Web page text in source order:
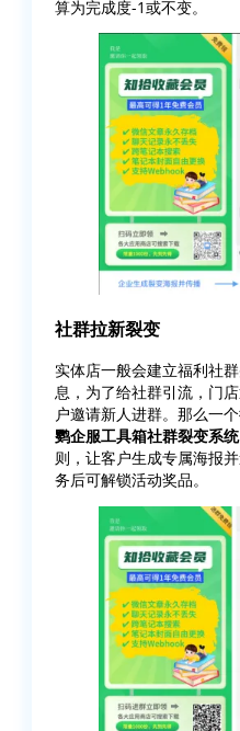
算为完成度-1或不变。
社群拉新裂变
实体店一般会建立福利社
息，为了给社群引流，门
户邀请新人进群。那么一
鹦企服工具箱社群裂变系统
则，让客户生成专属海报
务后可解锁活动奖品。